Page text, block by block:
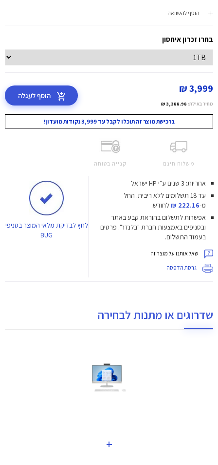
הוסף להשוואה
בחרו זכרון איחסון
3,999 ₪
מחיר באילת: 3,388.98 ₪
הוסף לעגלה
ברכישת מוצר זה תוכלו לקבל עד 3,999 נקודות מועדון!
משלוח חינם קנייה בטוחה
אחריות: 3 שנים ע"י HP ישראל
עד 18 תשלומים ללא ריבית.
החל
מ-222.16 ₪
לחודש.
אפשרות לתשלום בהוראת קבע באתר
ובסניפים באמצעות חברת "בלנדר". פרטים
בעמוד התשלום.
שאל אותנו על מוצר זה
גרסת הדפסה
לחץלבדיקת מלאי המוצר בסניפי
BUG
שדרוגים או מתנות לבחירה
+